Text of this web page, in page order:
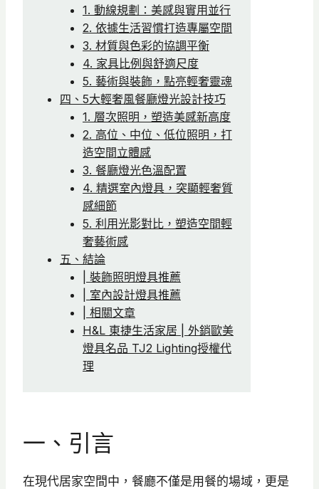
1. 動線規劃：美感與實用並行
2. 依據生活習慣打造專屬空間
3. 材質與色彩的協調平衡
4. 家具比例與舒適尺度
5. 藝術與裝飾，點亮輕奢靈魂
四、5大輕奢風餐廳燈光設計技巧
1. 層次照明，塑造美感新高度
2. 高位、中位、低位照明，打
造空間立體感
3. 餐廳燈光色溫配置
4. 精選室內燈具，突顯輕奢質
感細節
5. 利用光影對比，塑造空間輕
奢藝術感
五、結論
| 裝飾照明燈具推薦
| 室內設計燈具推薦
| 相關文章
H&L 東捷生活家居 | 外銷歐美
燈具名品 TJ2 Lighting授權代
理
一、引言
在現代居家空間中，餐廳不僅是用餐的場域，更是